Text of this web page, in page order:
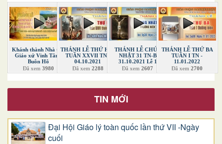
Khánh thành Nhà thờ
Giáo xứ Vinh Tân -
Buôn Hô
Đã xem 3980
THÁNH LỄ THỨ HAI
TUẦN XXVII TN -
04.10.2021
Đã xem 2288
THÁNH LỄ CHÚA
NHẬT 31 TN-B
31.10.2021 Lễ 1
Đã xem2607
THÁNH LỄ THỨ BA
TUẦN I TN -
11.01.2022
Đã xem2700
TIN MỚI
Đại Hội Giáo lý toàn quốc lần thứ VII -Ngày
cuối